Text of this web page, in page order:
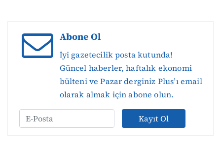
Abone Ol
İyi gazetecilik posta kutunda!
Güncel haberler, haftalık ekonomi
bülteni ve Pazar derginiz Plus’ı email
olarak almak için abone olun.
Kayıt Ol